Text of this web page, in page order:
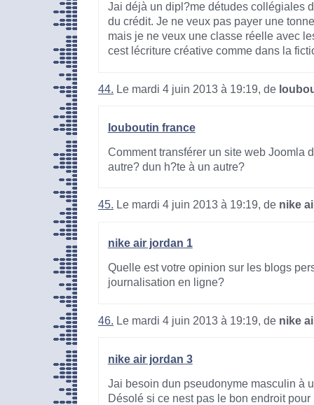
Jai déjà un dipl?me détudes collégiales
du crédit. Je ne veux pas payer une
mais je ne veux une classe réelle avec
cest lécriture créative comme dans la
44. Le mardi 4 juin 2013 à 19:19, de
louboutin france
Comment transférer un site web Joomla
autre? dun h?te à un autre?
45. Le mardi 4 juin 2013 à 19:19, de nike
nike air jordan 1
Quelle est votre opinion sur les blogs
journalisation en ligne?
46. Le mardi 4 juin 2013 à 19:19, de nike
nike air jordan 3
Jai besoin dun pseudonyme masculin à
Désolé si ce nest pas le bon endroit